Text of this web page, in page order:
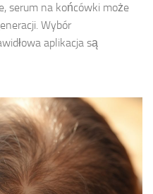
serum na końcówki może
Wybór
aplikacja są